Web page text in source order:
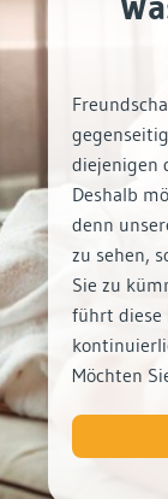
diejenigen
Deshalb
denn
zu sehen,
Sie zu
führt diese
Möchten